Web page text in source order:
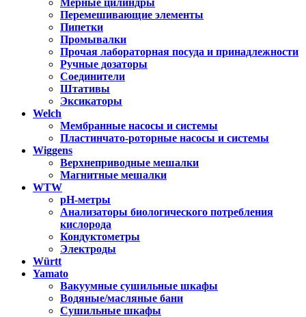
Мерные цилиндры
Перемешивающие элементы
Пипетки
Промывалки
Прочая лабораторная посуда и принадлежности
Ручные дозаторы
Соединители
Штативы
Эксикаторы
Welch
Мембранные насосы и системы
Пластинчато-роторные насосы и системы
Wiggens
Верхнеприводные мешалки
Магнитные мешалки
WTW
pH-метры
Анализаторы биологического потребления
кислорода
Кондуктометры
Электроды
Württ
Yamato
Вакуумные сушильные шкафы
Водяные/масляные бани
Сушильные шкафы